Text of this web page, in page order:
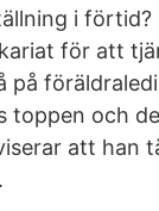
i förtid?
för att
på
toppen och
att han